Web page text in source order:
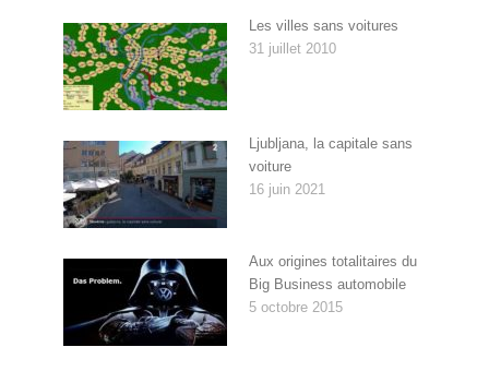
Les villes sans voitures
31 juillet 2010
Ljubljana, la capitale sans
voiture
16 juin 2021
Aux origines totalitaires du
Big Business automobile
5 octobre 2015